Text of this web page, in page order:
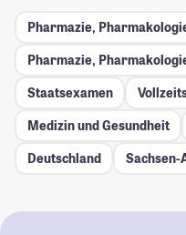
Pharmazie,
Pharmazie,
Staatsexamen
Medizin und Gesundheit
Deutschland
Sachsen-